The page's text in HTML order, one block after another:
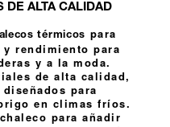
DE ALTA CALIDAD
térmicos
para
rendimiento para
y a la moda.
de alta calidad,
para
en climas fríos.
para añadir